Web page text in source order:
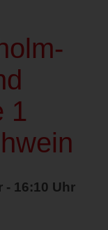
1
- 16:10 Uhr